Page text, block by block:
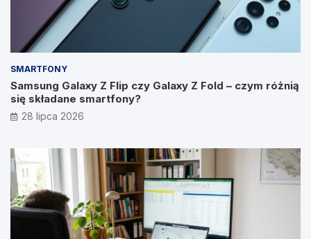
SMARTFONY
Samsung Galaxy Z Flip czy Galaxy Z Fold – czym różnią
się składane smartfony?
28 lipca 2026